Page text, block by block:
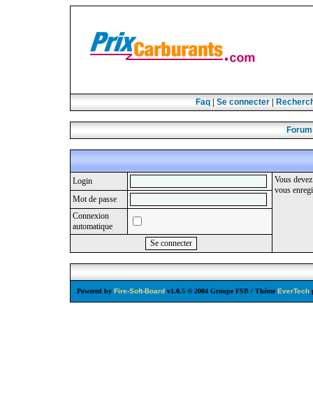
Faq| Se connecter|
Login
Vous
vous
Mot de passe
Connexion
automatique
Powered by Fire-Soft-Board v1.0.5 © 2004 Groupe FSB / Thème EverTech